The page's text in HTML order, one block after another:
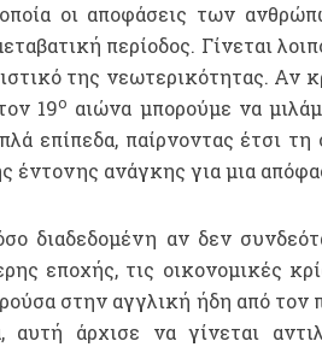
οι αποφάσεις των
περίοδος. Γίνεται
της νεωτερικότητας. Αν
19ο αιώνα μπορούμε να
επίπεδα, παίρνοντας έτσι
έντονης ανάγκης για μια
διαδεδομένη αν δεν
εποχής, τις οικονομικές
στην αγγλική ήδη από τον
άρχισε να γίνεται